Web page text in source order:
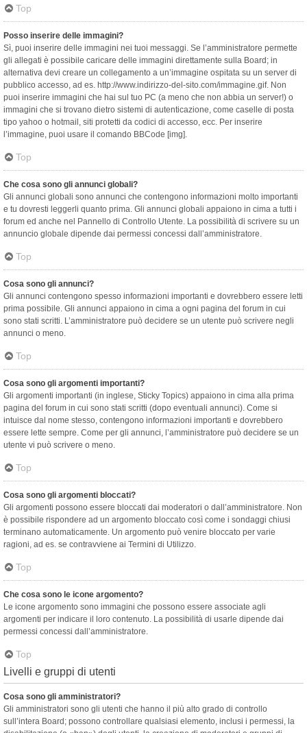
Top
Posso inserire delle immagini?
Sì, puoi inserire delle immagini nei tuoi messaggi. Se l’amministratore permette
gli allegati è possibile caricare delle immagini direttamente sulla Board; in
alternativa devi creare un collegamento a un’immagine ospitata su un server di
pubblico accesso, ad es. http://www.indirizzo-del-sito.com/immagine.gif. Non
puoi inserire immagini che hai sul tuo PC (a meno che non abbia un server!) o
immagini che si trovano dietro sistemi di autenticazione, come caselle di posta
tipo yahoo o hotmail, siti protetti da codici di accesso, ecc. Per inserire
l’immagine, puoi usare il comando BBCode [img].
Top
Che cosa sono gli annunci globali?
Gli annunci globali sono annunci che contengono informazioni molto importanti
e tu dovresti leggerli quanto prima. Gli annunci globali appaiono in cima a tutti i
forum ed anche nel Pannello di Controllo Utente. La possibilità di scrivere su un
annuncio globale dipende dai permessi concessi dall’amministratore.
Top
Cosa sono gli annunci?
Gli annunci contengono spesso informazioni importanti e dovrebbero essere letti
prima possibile. Gli annunci appaiono in cima a ogni pagina del forum in cui
sono stati scritti. L’amministratore può decidere se un utente può scrivere negli
annunci o meno.
Top
Cosa sono gli argomenti importanti?
Gli argomenti importanti (in inglese, Sticky Topics) appaiono in cima alla prima
pagina del forum in cui sono stati scritti (dopo eventuali annunci). Come si
intuisce dal nome stesso, contengono informazioni importanti e dovrebbero
essere lette sempre. Come per gli annunci, l’amministratore può decidere se un
utente vi può scrivere o meno.
Top
Cosa sono gli argomenti bloccati?
Gli argomenti possono essere bloccati dai moderatori o dall’amministratore. Non
è possibile rispondere ad un argomento bloccato così come i sondaggi chiusi
terminano automaticamente. Un argomento può venire bloccato per varie
ragioni, ad es. se contravviene ai Termini di Utilizzo.
Top
Che cosa sono le icone argomento?
Le icone argomento sono immagini che possono essere associate agli
argomenti per indicare il loro contenuto. La possibilità di usarle dipende dai
permessi concessi dall’amministratore.
Top
Livelli e gruppi di utenti
Cosa sono gli amministratori?
Gli amministratori sono gli utenti che hanno il più alto grado di controllo
sull’intera Board; possono controllare qualsiasi elemento, inclusi i permessi, la